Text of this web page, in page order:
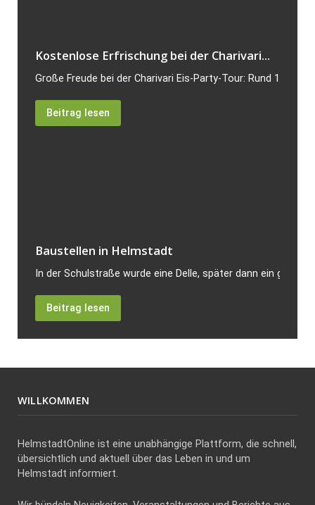
Kostenlose Erfrischung bei der Charivari...
Große Freude bei der Charivari Eis-Party-Tour: Rund 120
Beitrag lesen
Baustellen in Helmstadt
In der Schulstraße wurde eine Delle, später dann ein
Beitrag lesen
WILLKOMMEN
HelmstadtOnline ist eine unabhängige Plattform, die schnell,
übersichtlich und aktuell über das Leben in und um
Helmstadt informiert.